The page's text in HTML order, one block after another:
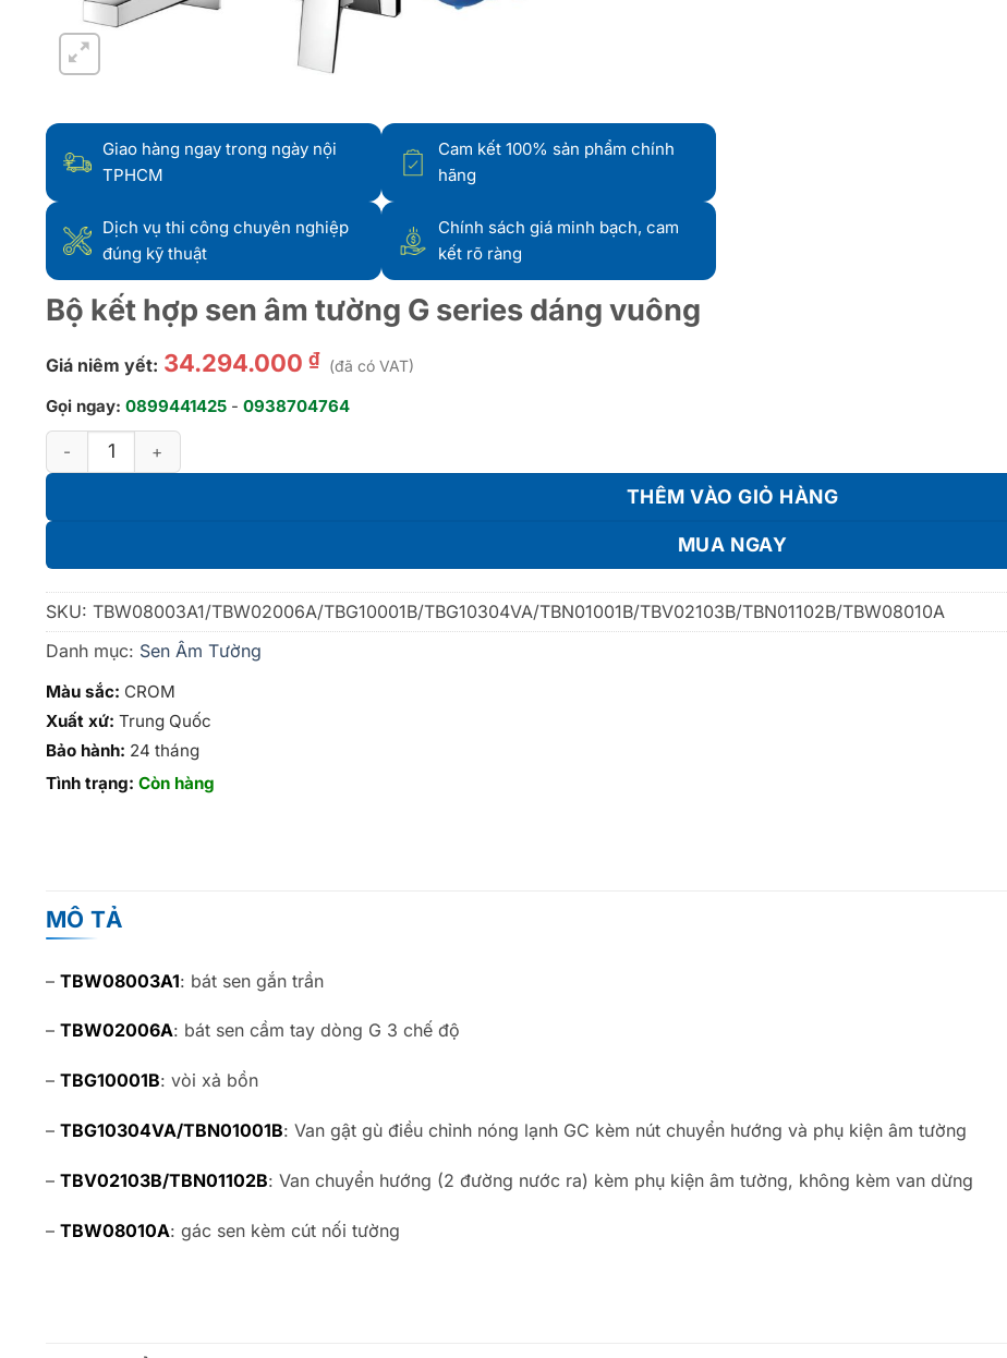
Giao hàng ngay trong ngày nội
TPHCM
Cam kết 100% sản phẩm chính
hãng
Dịch vụ thi công chuyên nghiệp
đúng kỹ thuật
Chính sách giá minh bạch, cam
kết rõ ràng
Bộ kết hợp sen âm tường G series dáng vuông
Giá niêm yết: 34.294.000 ₫ (đã có VAT)
Gọi ngay: 0899441425 - 0938704764
Bộ kết hợp sen âm tường G series dáng vuông số lượng
THÊM VÀO GIỎ HÀNG
MUA NGAY
SKU: TBW08003A1/TBW02006A/TBG10001B/TBG10304VA/TBN01001B/TBV02103B/TBN01102B/TBW08010A
Danh mục: Sen Âm Tường
Màu sắc: CROM
Xuất xứ: Trung Quốc
Bảo hành: 24 tháng
Tình trạng: Còn hàng
MÔ TẢ
– TBW08003A1: bát sen gắn trần
– TBW02006A: bát sen cầm tay dòng G 3 chế độ
– TBG10001B: vòi xả bồn
– TBG10304VA/TBN01001B: Van gật gù điều chỉnh nóng lạnh GC kèm nút chuyển hướng và phụ kiện âm tường
– TBV02103B/TBN01102B: Van chuyển hướng (2 đường nước ra) kèm phụ kiện âm tường, không kèm van dừng
– TBW08010A: gác sen kèm cút nối tường